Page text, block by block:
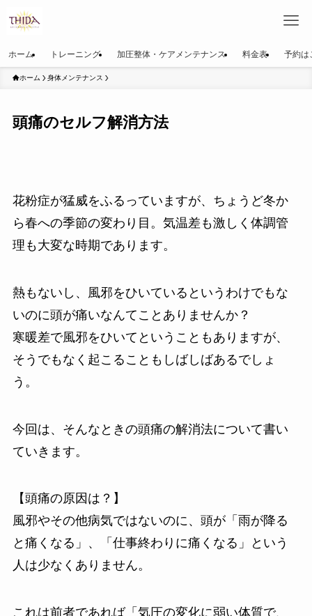
ホーム トレーニング 加圧整体・ケアメンテナンス 料金表 予約は
ホーム 身体メンテナンス
頭痛のセルフ解消方法
花粉症が猛威をふるっていますが、ちょうど冬か
ら春への季節の変わり目。気温差も激しく体調管
理も大変な時期であります。
熱もないし、風邪をひいているというわけでもな
いのに頭が痛いなんてことありませんか？
寒暖差で風邪をひいてということもありますが、
そうでもなく起こることもしばしばあるでしょ
う。
今回は、そんなときの頭痛の解消法について書い
ていきます。
【頭痛の原因は？】
風邪やその他病気ではないのに、頭が「雨が降る
と痛くなる」、「仕事終わりに痛くなる」という
人は少なくありません。
これは前者であれば「気圧の変化に弱い体質で、